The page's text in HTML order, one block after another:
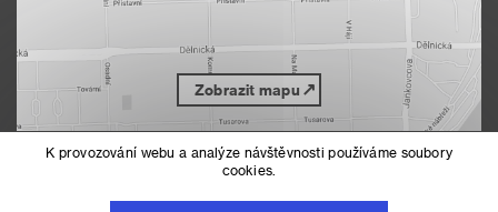
Zobrazit mapu
K provozování webu a analýze návštěvnosti používáme soubory
cookies.